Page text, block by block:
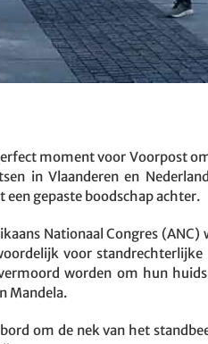
moment voor Voorpost
in Vlaanderen en
een gepaste boodschap achter.
Nationaal Congres
voor
worden om hun
Mandela.
om de nek van het